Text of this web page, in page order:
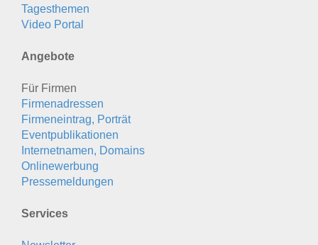
Tagesthemen
Video Portal
Angebote
Für Firmen
Firmenadressen
Firmeneintrag, Porträt
Eventpublikationen
Internetnamen, Domains
Onlinewerbung
Pressemeldungen
Services